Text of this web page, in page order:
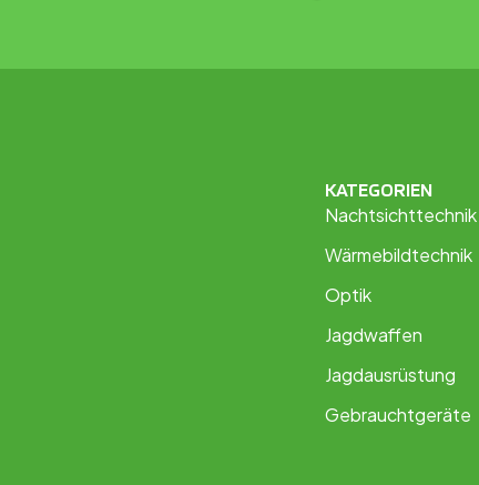
KATEGORIEN
Nachtsichttechnik
Wärmebildtechnik
Optik
Jagdwaffen
Jagdausrüstung
Gebrauchtgeräte